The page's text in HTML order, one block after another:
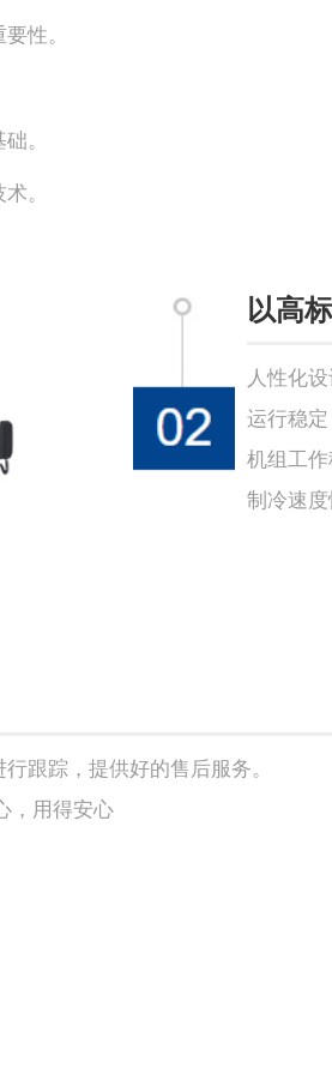
性。
。
。
以高
人性化
运行稳
机组工
制冷速
跟踪，提供好的售后服务。
，用得安心